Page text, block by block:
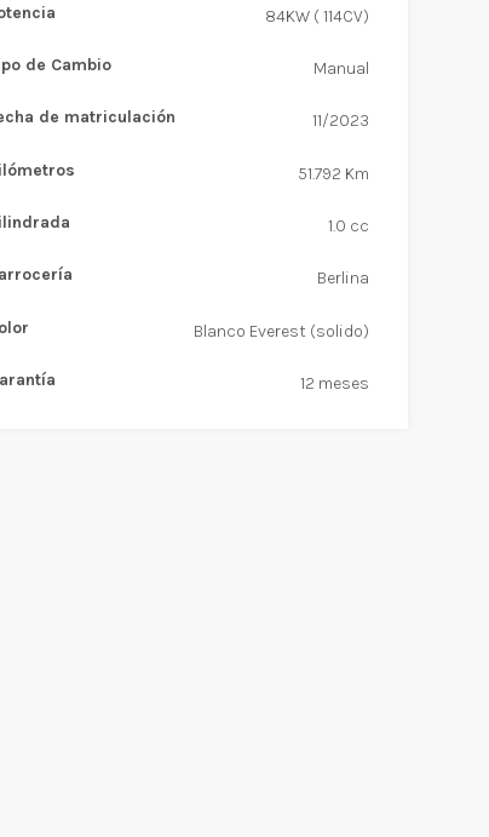
84KW ( 114CV)
de Cambio Manual
de matriculación 11/2023
51.792 Km
1.0 cc
Berlina
Blanco Everest (solido)
12 meses